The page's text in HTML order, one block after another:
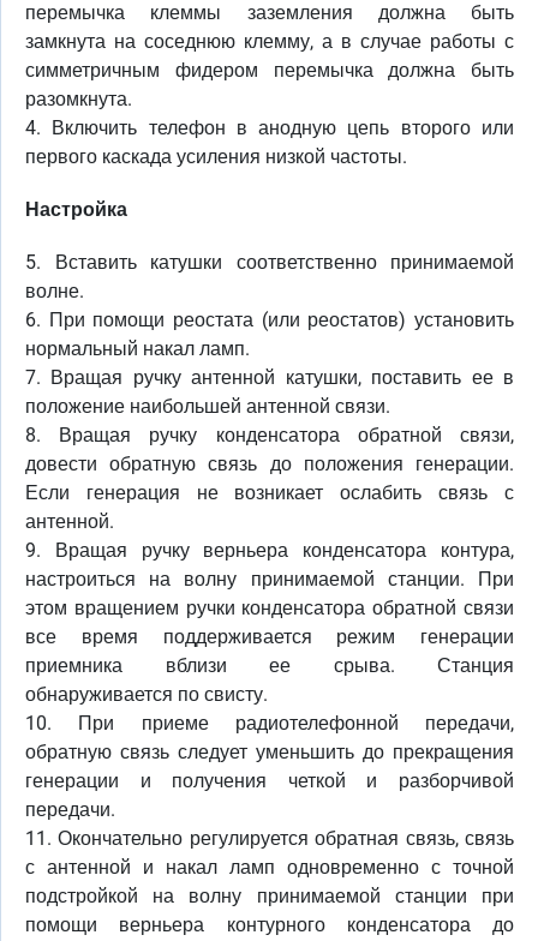
перемычка клеммы заземления должна быть
замкнута на соседнюю клемму, а в случае работы с
симметричным фидером перемычка должна быть
разомкнута.
4. Включить телефон в анодную цепь второго или
первого каскада усиления низкой частоты.
Настройка
5. Вставить катушки соответственно принимаемой
волне.
6. При помощи реостата (или реостатов) установить
нормальный накал ламп.
7. Вращая ручку антенной катушки, поставить ее в
положение наибольшей антенной связи.
8. Вращая ручку конденсатора обратной связи,
довести обратную связь до положения генерации.
Если генерация не возникает ослабить связь с
антенной.
9. Вращая ручку верньера конденсатора контура,
настроиться на волну принимаемой станции. При
этом вращением ручки конденсатора обратной связи
все время поддерживается режим генерации
приемника вблизи ее срыва. Станция
обнаруживается по свисту.
10. При приеме радиотелефонной передачи,
обратную связь следует уменьшить до прекращения
генерации и получения четкой и разборчивой
передачи.
11. Окончательно регулируется обратная связь, связь
с антенной и накал ламп одновременно с точной
подстройкой на волну принимаемой станции при
помощи верньера контурного конденсатора до